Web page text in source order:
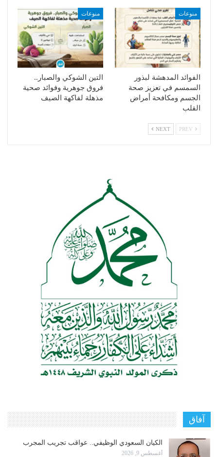
منوعات
الفوائد المدهشة لبذور
السمسم في تعزيز صحة
الجسم ومكافحة أمراض
القلب
منوعات
التين الشوكي والصبار..
فروق جوهرية وفوائد صحية
مذهلة لفاكهة الصيف
NEXT
آفاق
الكيان السعودي الوظيفي.. عواقب تجريب المجرب
أغسطس 9, 2026